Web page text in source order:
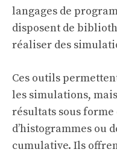
langages de
disposent de
réaliser des
Ces outils
les simulations,
résultats sous
d’histogrammes ou
cumulative. Ils